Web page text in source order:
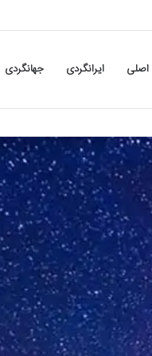
ایرانگردی جهانگردی